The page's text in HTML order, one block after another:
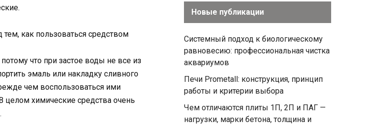
как пользоваться средством
что при застое воды не все из
эмаль или накладку сливного
чем воспользоваться ими
целом химические средства очень
Новые публикации
Системный подход к биологическому
равновесию: профессиональная чистка
аквариумов
Печи Prometall: конструкция, принцип
работы и критерии выбора
Чем отличаются плиты 1П, 2П и ПАГ —
нагрузки, марки бетона, толщина и